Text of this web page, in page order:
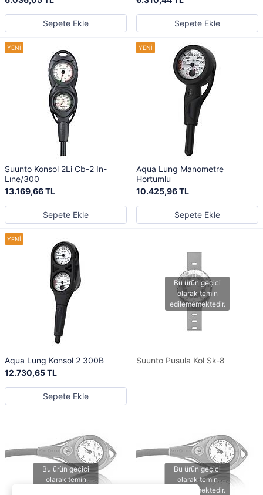
Sepete Ekle Sepete Ekle
Suunto Konsol 2Li Cb-2 In-
Lıne/300
13.169,66 TL
Sepete Ekle
Aqua Lung Manometre
Hortumlu
10.425,96 TL
Sepete Ekle
Aqua Lung Konsol 2 300B
12.730,65 TL
Sepete Ekle
Suunto Pusula Kol Sk-8